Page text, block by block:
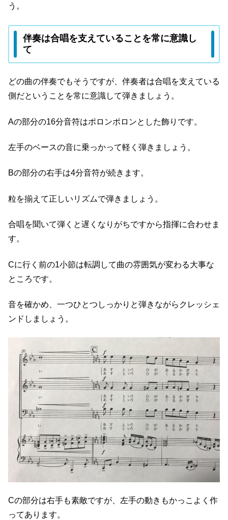
う。
伴奏は合唱を支えていることを常に意識し
て
どの曲の伴奏でもそうですが、伴奏者は合唱を支えている
側だということを常に意識して弾きましょう。
Aの部分の16分音符はポロンポロンとした飾りです。
左手のベースの音に乗っかって軽く弾きましょう。
Bの部分の右手は4分音符が続きます。
粒を揃えて正しいリズムで弾きましょう。
合唱を聞いて弾くと遅くなりがちですから指揮に合わせま
す。
Cに行く前の1小節は転調して曲の雰囲気が変わる大事な
ところです。
音を確かめ、一つひとつしっかりと弾きながらクレッシェ
ンドしましょう。
Cの部分は右手も素敵ですが、左手の動きもかっこよく作
ってあります。